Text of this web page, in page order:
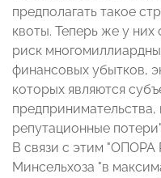
предполагать такое
квоты. Теперь же у
риск
финансовых убытков,
которых являются
репутационные
В связи с этим
Минсельхоза "в